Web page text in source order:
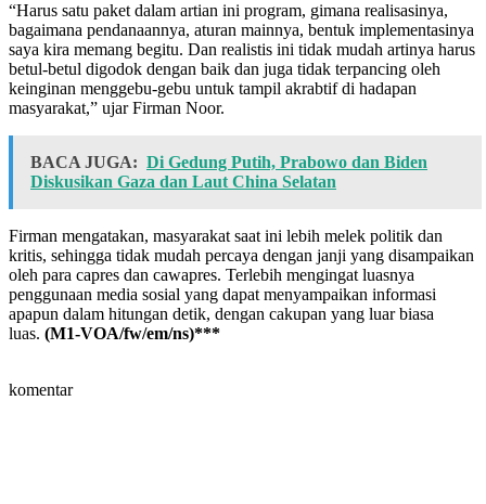
“Harus satu paket dalam artian ini program, gimana realisasinya,
bagaimana pendanaannya, aturan mainnya, bentuk implementasinya
saya kira memang begitu. Dan realistis ini tidak mudah artinya harus
betul-betul digodok dengan baik dan juga tidak terpancing oleh
keinginan menggebu-gebu untuk tampil akrabtif di hadapan
masyarakat,” ujar Firman Noor.
BACA JUGA: Di Gedung Putih, Prabowo dan Biden
Diskusikan Gaza dan Laut China Selatan
Firman mengatakan, masyarakat saat ini lebih melek politik dan
kritis, sehingga tidak mudah percaya dengan janji yang disampaikan
oleh para capres dan cawapres. Terlebih mengingat luasnya
penggunaan media sosial yang dapat menyampaikan informasi
apapun dalam hitungan detik, dengan cakupan yang luar biasa
luas. (M1-VOA/fw/em/ns)***
komentar